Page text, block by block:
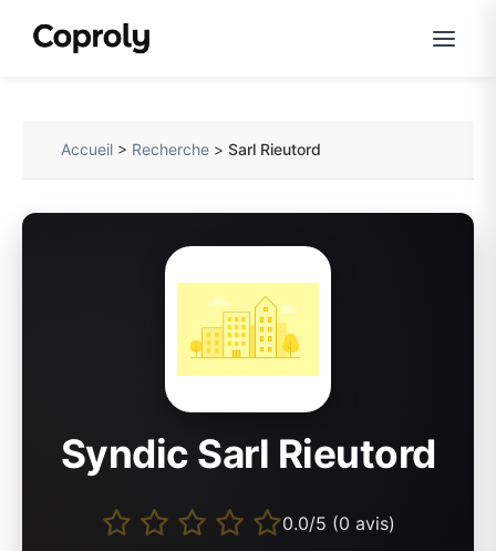
Accueil > Recherche >Sarl Rieutord
Syndic Sarl Rieutord
0.0/5 (0 avis)